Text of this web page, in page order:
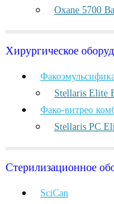
Oxane 5700
Хирургическое
Stellaris Elite
Фако-витрео
Stellaris PC
Стерилизационное
SciCan